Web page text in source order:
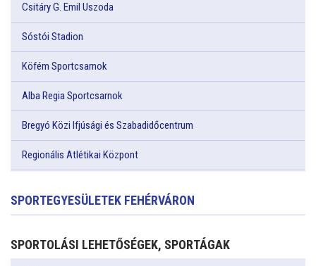
Csitáry G. Emil Uszoda
Sóstói Stadion
Köfém Sportcsarnok
Alba Regia Sportcsarnok
Bregyó Közi Ifjúsági és Szabadidőcentrum
Regionális Atlétikai Központ
SPORTEGYESÜLETEK FEHÉRVÁRON
SPORTOLÁSI LEHETŐSÉGEK, SPORTÁGAK